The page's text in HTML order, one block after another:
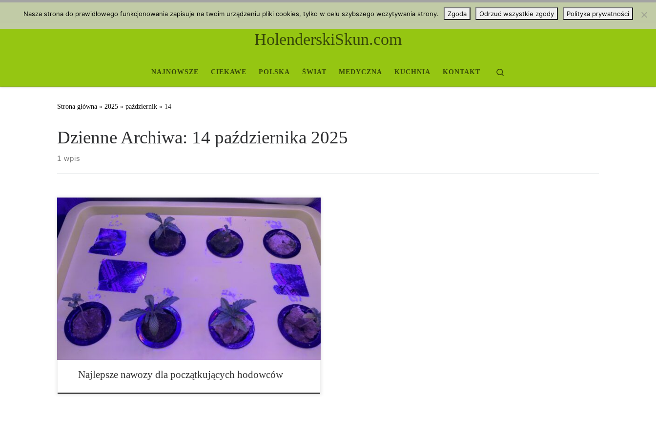
Przejdź do treści
HolenderskiSkun.com
NAJNOWSZE CIEKAWE POLSKA ŚWIAT MEDYCZNA KUCHNIA KONTAKT
Strona główna » 2025 » październik » 14
Dzienne Archiwa: 14 października 2025
1 wpis
Najlepsze nawozy dla początkujących – kompletny przewodnik o skutecznym nawożeniu
roślin Każdy, kto zaczyna przygodę z uprawą roślin, szybko przekonuje się, że samo
światło i woda to za mało. Aby rośliny rosły zdrowo, kwitły obficie i tworzyły silne
korzenie, potrzebują właściwych składników odżywczych. Wybór nawozów może
jednak przytłoczyć – półki w sklepach ogrodniczych uginają się od dziesiątek
produktów, obiecujących spektakularne […]
Najlepsze nawozy dla początkujących hodowców
Nasza strona do prawidłowego funkcjonowania zapisuje na twoim urządzeniu pliki cookies, tylko w celu szybszego wczytywania strony. Zgoda Odrzuć wszystkie zgody Polityka prywatności